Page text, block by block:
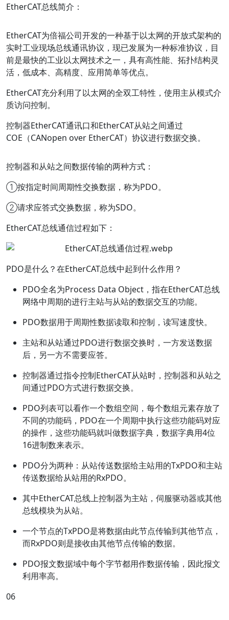
EtherCAT总线简介：
EtherCAT为倍福公司开发的一种基于以太网的开放式架构的
实时工业现场总线通讯协议，现已发展为一种标准协议，目
前是最快的工业以太网技术之一，具有高性能、拓扑结构灵
活，低成本、高精度、应用简单等优点。
EtherCAT充分利用了以太网的全双工特性，使用主从模式介
质访问控制。
控制器EtherCAT通讯口和EtherCAT从站之间通过
COE（CANopen over EtherCAT）协议进行数据交换。
控制器和从站之间数据传输的两种方式：
①按指定时间周期性交换数据，称为PDO。
②请求应答式交换数据，称为SDO。
EtherCAT总线通信过程如下：
PDO是什么？在EtherCAT总线中起到什么作用？
PDO全名为Process Data Object，指在EtherCAT总线
网络中周期的进行主站与从站的数据交互的功能。
PDO数据用于周期性数据读取和控制，读写速度快。
主站和从站通过PDO进行数据交换时，一方发送数据
后，另一方不需要应答。
控制器通过指令控制EtherCAT从站时，控制器和从站之
间通过PDO方式进行数据交换。
PDO列表可以看作一个数组空间，每个数组元素存放了
不同的功能码，PDO在一个周期中执行这些功能码对应
的操作，这些功能码就叫做数据字典，数据字典用4位
16进制数来表示。
PDO分为两种：从站传送数据给主站用的TxPDO和主站
传送数据给从站用的RxPDO。
其中EtherCAT总线上控制器为主站，伺服驱动器或其他
总线模块为从站。
一个节点的TxPDO是将数据由此节点传输到其他节点，
而RxPDO则是接收由其他节点传输的数据。
PDO报文数据域中每个字节都用作数据传输，因此报文
利用率高。
06